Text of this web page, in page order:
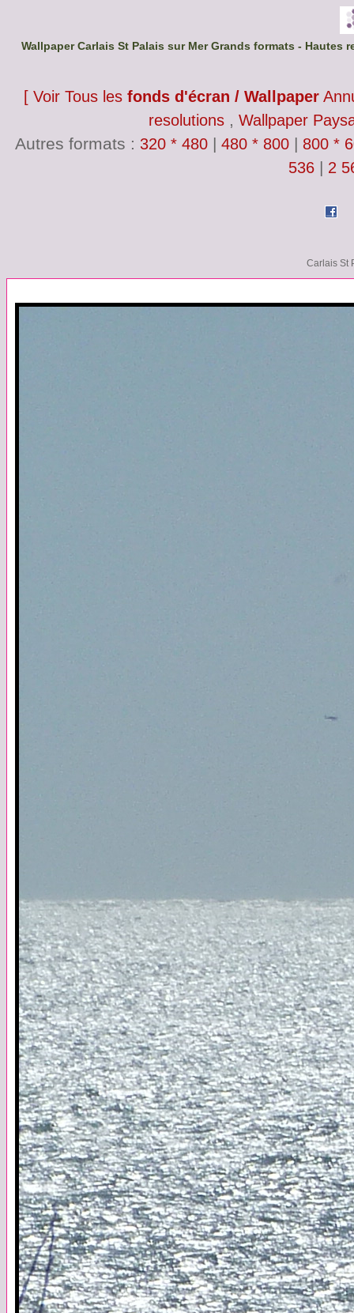
Wallpaper Carlais St Palais sur Mer Grands formats -
[ Voir Tous les fonds d'écran / Wallpaper
resolutions, Wallpaper
Autres formats : 320 * 480 | 480 * 800 | 800 *
536 | 2
Carlais St